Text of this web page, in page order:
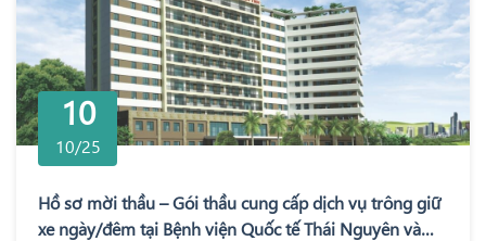
10
10/25
Hồ sơ mời thầu – Gói thầu cung cấp dịch vụ trông giữ
xe ngày/đêm tại Bệnh viện Quốc tế Thái Nguyên và